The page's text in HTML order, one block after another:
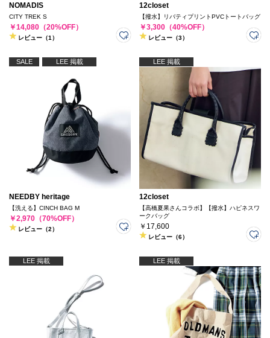
NOMADIS
CITY TREK S
￥14,080（20%OFF）
レビュー（1）
12closet
【撥水】リバティプリントPVCトートバッグ
￥3,300（40%OFF）
レビュー（3）
SALE LEE 掲載
NEEDBY heritage
【洗える】CINCH BAG M
￥2,970（70%OFF）
レビュー（2）
LEE 掲載
12closet
【高橋夏果さんコラボ】【撥水】ハピネスワ
ークバッグ
￥17,600
レビュー（6）
LEE 掲載 LEE 掲載